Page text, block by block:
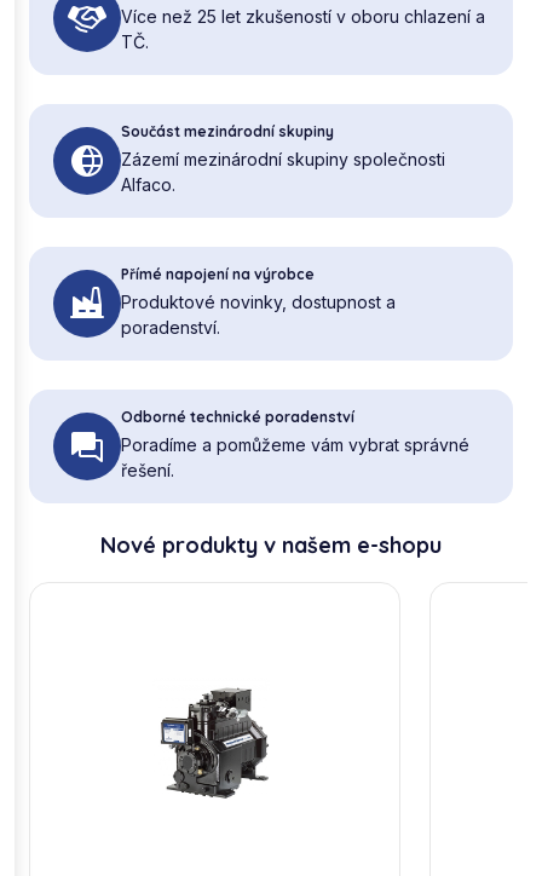
Více než 25 let zkušeností v oboru chlazení a
TČ.
Součást mezinárodní skupiny
Zázemí mezinárodní skupiny společnosti
Alfaco.
Přímé napojení na výrobce
Produktové novinky, dostupnost a
poradenství.
Odborné technické poradenství
Poradíme a pomůžeme vám vybrat správné
řešení.
Nové produkty v našem e-shopu